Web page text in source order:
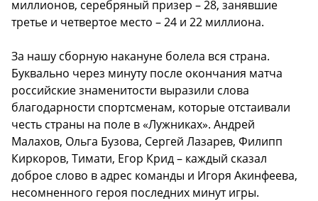
миллионов, серебряный призер – 28, занявшие
третье и четвертое место – 24 и 22 миллиона.
За нашу сборную накануне болела вся страна.
Буквально через минуту после окончания матча
российские знаменитости выразили слова
благодарности спортсменам, которые отстаивали
честь страны на поле в «Лужниках». Андрей
Малахов, Ольга Бузова, Сергей Лазарев, Филипп
Киркоров, Тимати, Егор Крид – каждый сказал
доброе слово в адрес команды и Игоря Акинфеева,
несомненного героя последних минут игры.